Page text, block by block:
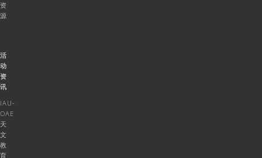
资
源
活
动
资
讯
IAU-
OAE
天
文
教
育